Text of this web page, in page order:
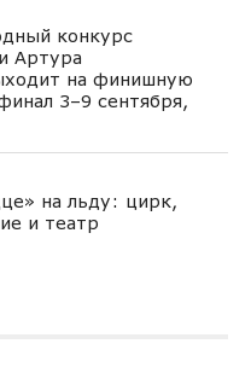
конкурс
Артура
на финишную
3–9 сентября,
на льду: цирк,
и театр